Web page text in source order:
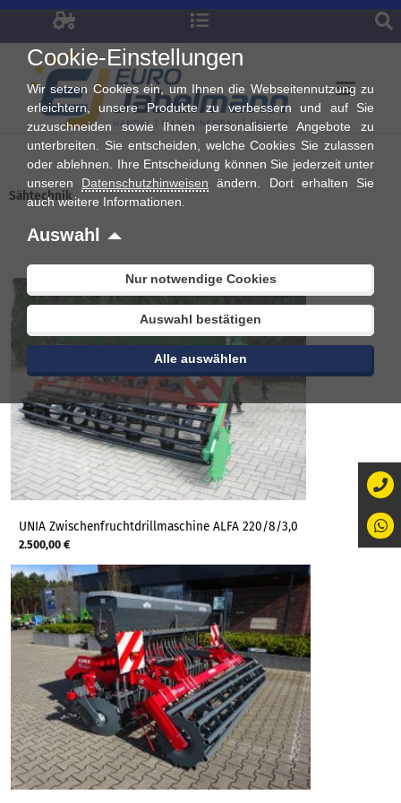
Zum
springen
Sähtechnik
sortiert:
aufsteigend
UNIA Zwischenfruchtdrillmaschine ALFA 220/8/3,0
2.500,00 €
Cookie-Einstellungen
Wir setzen Cookies ein, um Ihnen die Webseitennutzung zu
erleichtern, unsere Produkte zu verbessern und auf Sie
zuzuschneiden sowie Ihnen personalisierte Angebote zu
unterbreiten. Sie entscheiden, welche Cookies Sie zulassen
oder ablehnen. Ihre Entscheidung können Sie jederzeit unter
unseren Datenschutzhinweisen ändern. Dort erhalten Sie
auch weitere Informationen.
Auswahl
Nur notwendige Cookies
Auswahl bestätigen
Alle auswählen